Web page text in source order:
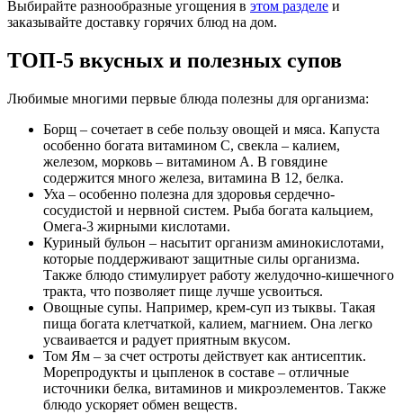
Выбирайте разнообразные угощения в этом разделе и
заказывайте доставку горячих блюд на дом.
ТОП-5 вкусных и полезных супов
Любимые многими первые блюда полезны для организма:
Борщ – сочетает в себе пользу овощей и мяса. Капуста
особенно богата витамином С, свекла – калием,
железом, морковь – витамином А. В говядине
содержится много железа, витамина В 12, белка.
Уха – особенно полезна для здоровья сердечно-
сосудистой и нервной систем. Рыба богата кальцием,
Омега-3 жирными кислотами.
Куриный бульон – насытит организм аминокислотами,
которые поддерживают защитные силы организма.
Также блюдо стимулирует работу желудочно-кишечного
тракта, что позволяет пище лучше усвоиться.
Овощные супы. Например, крем-суп из тыквы. Такая
пища богата клетчаткой, калием, магнием. Она легко
усваивается и радует приятным вкусом.
Том Ям – за счет остроты действует как антисептик.
Морепродукты и цыпленок в составе – отличные
источники белка, витаминов и микроэлементов. Также
блюдо ускоряет обмен веществ.